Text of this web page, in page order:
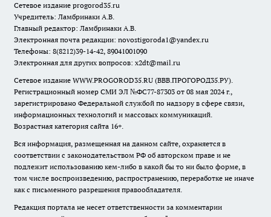
Сетевое издание progorod35.ru
Учредитель: Ламбринаки А.В.
Главный редактор: Ламбринаки А.В.
Электронная почта редакции: novostigoroda1@yandex.ru
Телефоны: 8(8212)39-14-42, 89041001090
Электронная для других вопросов: x2dt@mail.ru
Сетевое издание WWW.PROGOROD35.RU (ВВВ.ПРОГОРОД35.РУ).
Регистрационный номер СМИ ЭЛ №ФС77-87303 от 08 мая 2024 г.,
зарегистрировано Федеральной службой по надзору в сфере связи,
информационных технологий и массовых коммуникаций.
Возрастная категория сайта 16+.
Вся информация, размещенная на данном сайте, охраняется в
соответствии с законодательством РФ об авторском праве и не
подлежит использованию кем-либо в какой бы то ни было форме, в
том числе воспроизведению, распространению, переработке не иначе
как с письменного разрешения правообладателя.
Редакция портала не несет ответственности за комментарии